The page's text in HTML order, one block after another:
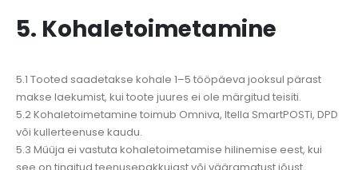
5. Kohaletoimetamine
5.1 Tooted saadetakse kohale 1–5 tööpäeva jooksul pärast
makse laekumist, kui toote juures ei ole märgitud teisiti.
5.2 Kohaletoimetamine toimub Omniva, Itella SmartPOSTi, DPD
või kullerteenuse kaudu.
5.3 Müüja ei vastuta kohaletoimetamise hilinemise eest, kui